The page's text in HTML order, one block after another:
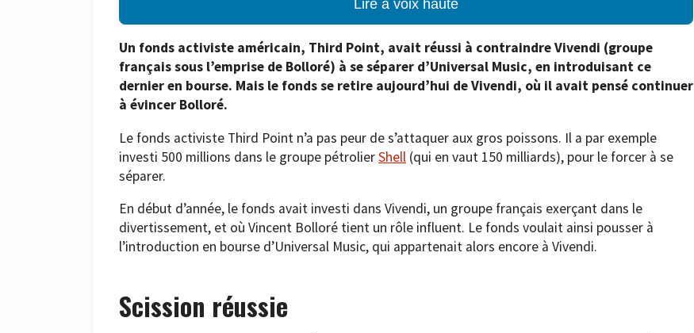
Lire à voix haute
Un fonds activiste américain, Third Point, avait réussi à contraindre Vivendi (groupe
français sous l’emprise de Bolloré) à se séparer d’Universal Music, en introduisant ce
dernier en bourse. Mais le fonds se retire aujourd’hui de Vivendi, où il avait pensé continuer
à évincer Bolloré.
Le fonds activiste Third Point n’a pas peur de s’attaquer aux gros poissons. Il a par exemple
investi 500 millions dans le groupe pétrolierShell (qui en vaut 150 milliards), pour le forcer à se
séparer.
En début d’année, le fonds avait investi dans Vivendi, un groupe français exerçant dans le
divertissement, et où Vincent Bolloré tient un rôle influent. Le fonds voulait ainsi pousser à
l’introduction en bourse d’Universal Music, qui appartenait alors encore à Vivendi.
Scission réussie